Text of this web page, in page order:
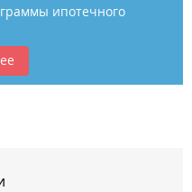
ипотечного